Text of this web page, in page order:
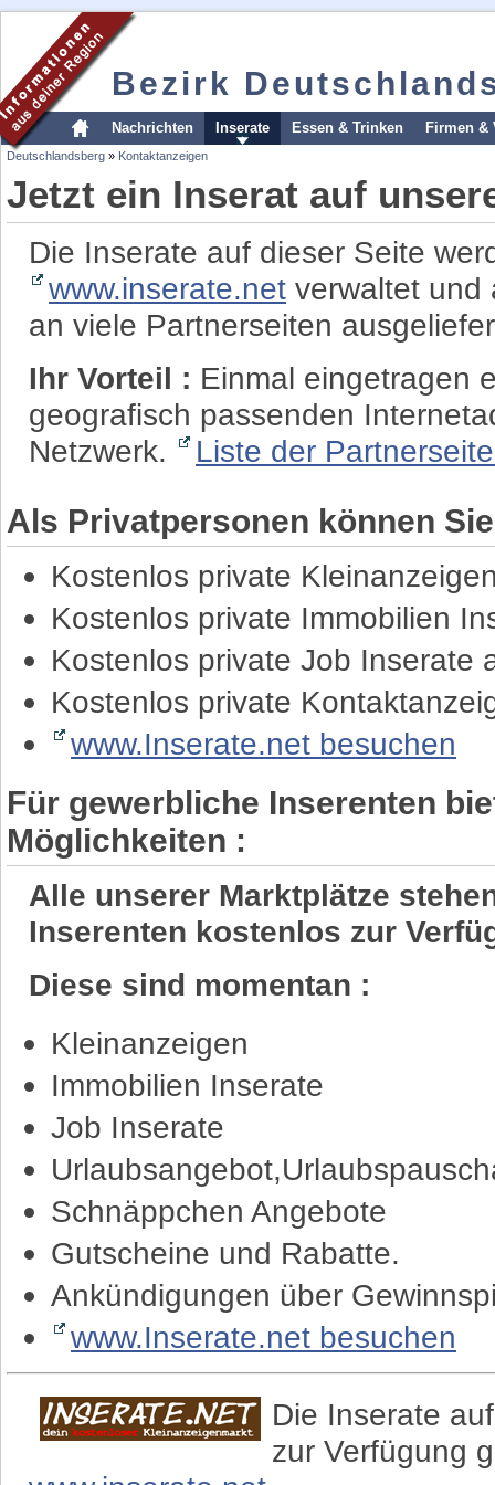
Bezirk
Nachrichten Inserate Essen & Trinken Firmen &
Deutschlandsberg » Kontaktanzeigen
Jetzt ein Inserat auf
Die Inserate auf dieser Seite
www.inserate.net verwaltet und
an viele Partnerseiten
Ihr Vorteil : Einmal eingetragen
geografisch passenden
Netzwerk.
Liste der
Als Privatpersonen können
Kostenlos private
Kostenlos private Immobilien
Kostenlos private Job Inserate
Kostenlos private
www.Inserate.net besuchen
Für gewerbliche Inserenten
Möglichkeiten :
Alle unserer Marktplätze
Inserenten kostenlos zur
Diese sind momentan :
Kleinanzeigen
Immobilien Inserate
Job Inserate
Schnäppchen Angebote
Gutscheine und Rabatte.
Ankündigungen über
www.Inserate.net besuchen
Die Inserate
zur Verfügung